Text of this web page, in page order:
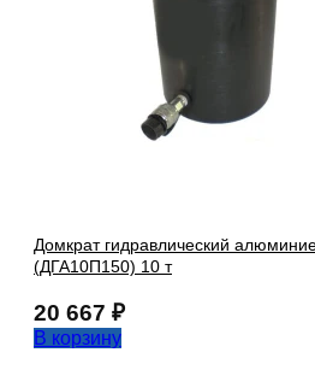
Домкрат гидравлический
(ДГА10П150) 10 т
20 667 ₽
В корзину